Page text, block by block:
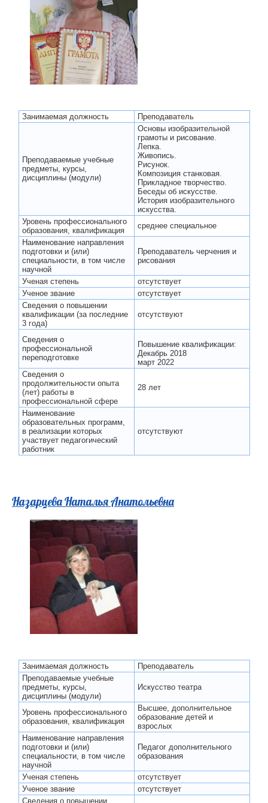
Занимаемая должность Преподаватель
Преподаваемые учебные
предметы, курсы,
дисциплины (модули)
Основы изобразительной
грамоты и рисование.
Лепка.
Живопись.
Рисунок.
Композиция станковая.
Прикладное творчество.
Беседы об искусстве.
История изобразительного
искусства.
Уровень профессионального
образования, квалификация
среднее специальное
Наименование направления
подготовки и (или)
специальности, в том числе
научной
Преподаватель черчения и
рисования
Ученая степень
отсутствует
Ученое звание
отсутствует
Сведения о повышении
квалификации (за последние
3 года)
отсутствуют
Сведения о
профессиональной
переподготовке
Повышение квалификации:
Декабрь 2018
март 2022
Сведения о
продолжительности опыта
(лет) работы в
профессиональной сфере
28 лет
Наименование
образовательных программ,
в реализации которых
участвует педагогический
работник
отсутствуют
Назарцева Наталья Анатольевна
Занимаемая должность
Преподаватель
Преподаваемые учебные
предметы, курсы,
дисциплины (модули)
Искусство театра
Уровень профессионального
образования, квалификация
Высшее, дополнительное
образование детей и
взрослых
Наименование направления
подготовки и (или)
специальности, в том числе
научной
Педагог дополнительного
образования
Ученая степень
отсутствует
Ученое звание
отсутствует
Сведения о повышении